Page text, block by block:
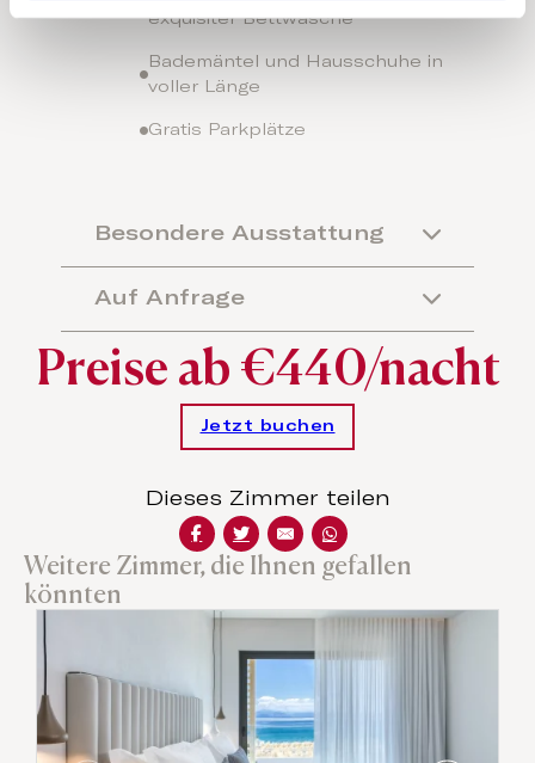
exquisiter Bettwäsche
Bademäntel und Hausschuhe in
voller Länge
Gratis Parkplätze
Besondere Ausstattung
Auf Anfrage
Preise ab €440/nacht
Jetzt buchen
Dieses Zimmer teilen
Weitere Zimmer, die Ihnen gefallen
könnten